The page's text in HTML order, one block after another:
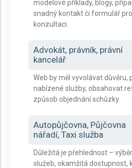
modelové příklady, blogy,
snadný kontakt či formulář
konzultaci.
Advokát, právník, právní
kancelář
Web by měl vyvolávat důvěru,
nabízené služby, obsahovat
způsob objednání schůzky.
Autopůjčovna, Půjčovna
nářadí, Taxi služba
Důležitá je přehlednost –
služeb, okamžitá dostupnost,